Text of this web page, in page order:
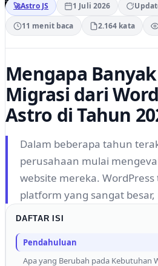
🚀Astro JS 1 Juli 2026
11 menit baca
2.164 kata
Mengapa
Migrasi dari
Astro di Tahun
Dalam beberapa tahun
perusahaan mulai
website mereka.
platform yang sangat
DAFTAR ISI
Pendahuluan
Apa yang Berubah pada Kebutuhan